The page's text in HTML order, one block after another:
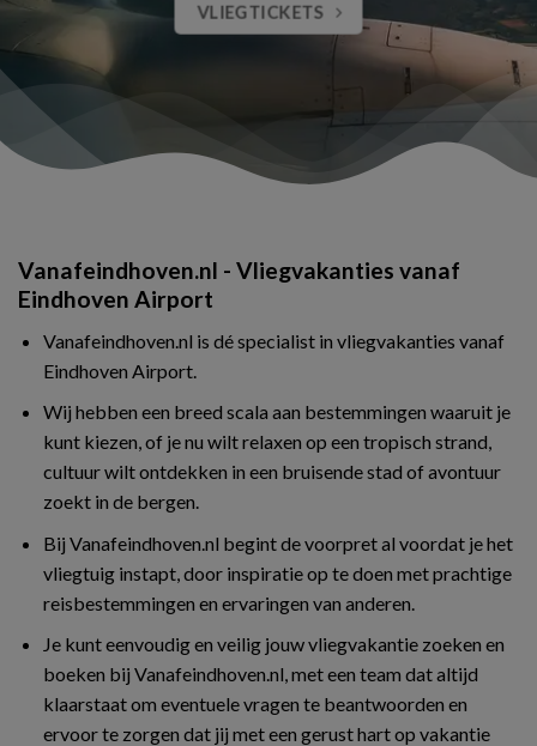
VLIEGTICKETS
Vanafeindhoven.nl - Vliegvakanties vanaf
Eindhoven Airport
Vanafeindhoven.nl is dé specialist in vliegvakanties vanaf
Eindhoven Airport.
Wij hebben een breed scala aan bestemmingen waaruit je
kunt kiezen, of je nu wilt relaxen op een tropisch strand,
cultuur wilt ontdekken in een bruisende stad of avontuur
zoekt in de bergen.
Bij Vanafeindhoven.nl begint de voorpret al voordat je het
vliegtuig instapt, door inspiratie op te doen met prachtige
reisbestemmingen en ervaringen van anderen.
Je kunt eenvoudig en veilig jouw vliegvakantie zoeken en
boeken bij Vanafeindhoven.nl, met een team dat altijd
klaarstaat om eventuele vragen te beantwoorden en
ervoor te zorgen dat jij met een gerust hart op vakantie